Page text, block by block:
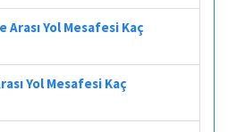
Yol Mesafesi Kaç
Yol Mesafesi Kaç